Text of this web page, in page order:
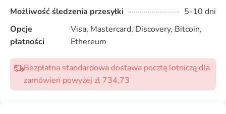
Możliwość śledzenia przesyłki
5-10 dni
Opcje
płatności
Visa, Mastercard, Discovery, Bitcoin,
Ethereum
Bezpłatna standardowa dostawa pocztą lotniczą dla
zamówień powyżej zl 734,73